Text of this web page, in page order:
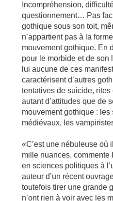
Incompréhension,
questionnement… Pas
gothique sous son toit,
n’appartient pas à la
mouvement gothique. En
pour le morbide et de son
lui aucune de ces
caractérisent d’autres
tentatives de suicide,
autant d’attitudes que de
mouvement gothique :
médiévaux, les
«C’est une nébuleuse où
mille nuances, commente
en sciences politiques à
auteur d’un récent
toutefois tirer une grande
n’ont rien à voir avec les